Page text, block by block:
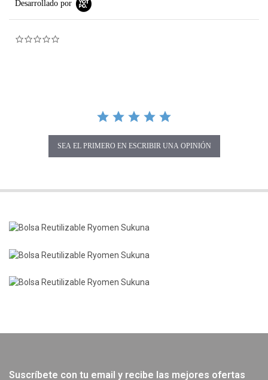
Desarrollado por
SEA EL PRIMERO EN ESCRIBIR UNA OPINIÓN
Suscríbete con tu email y recibe las mejores ofertas